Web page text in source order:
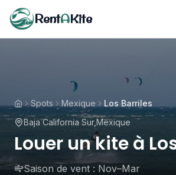
RentAKite
Spots Mexique
Los Barriles
Baja California Sur,Mexique
Louer un kite à
Saison de vent : Nov–Mar